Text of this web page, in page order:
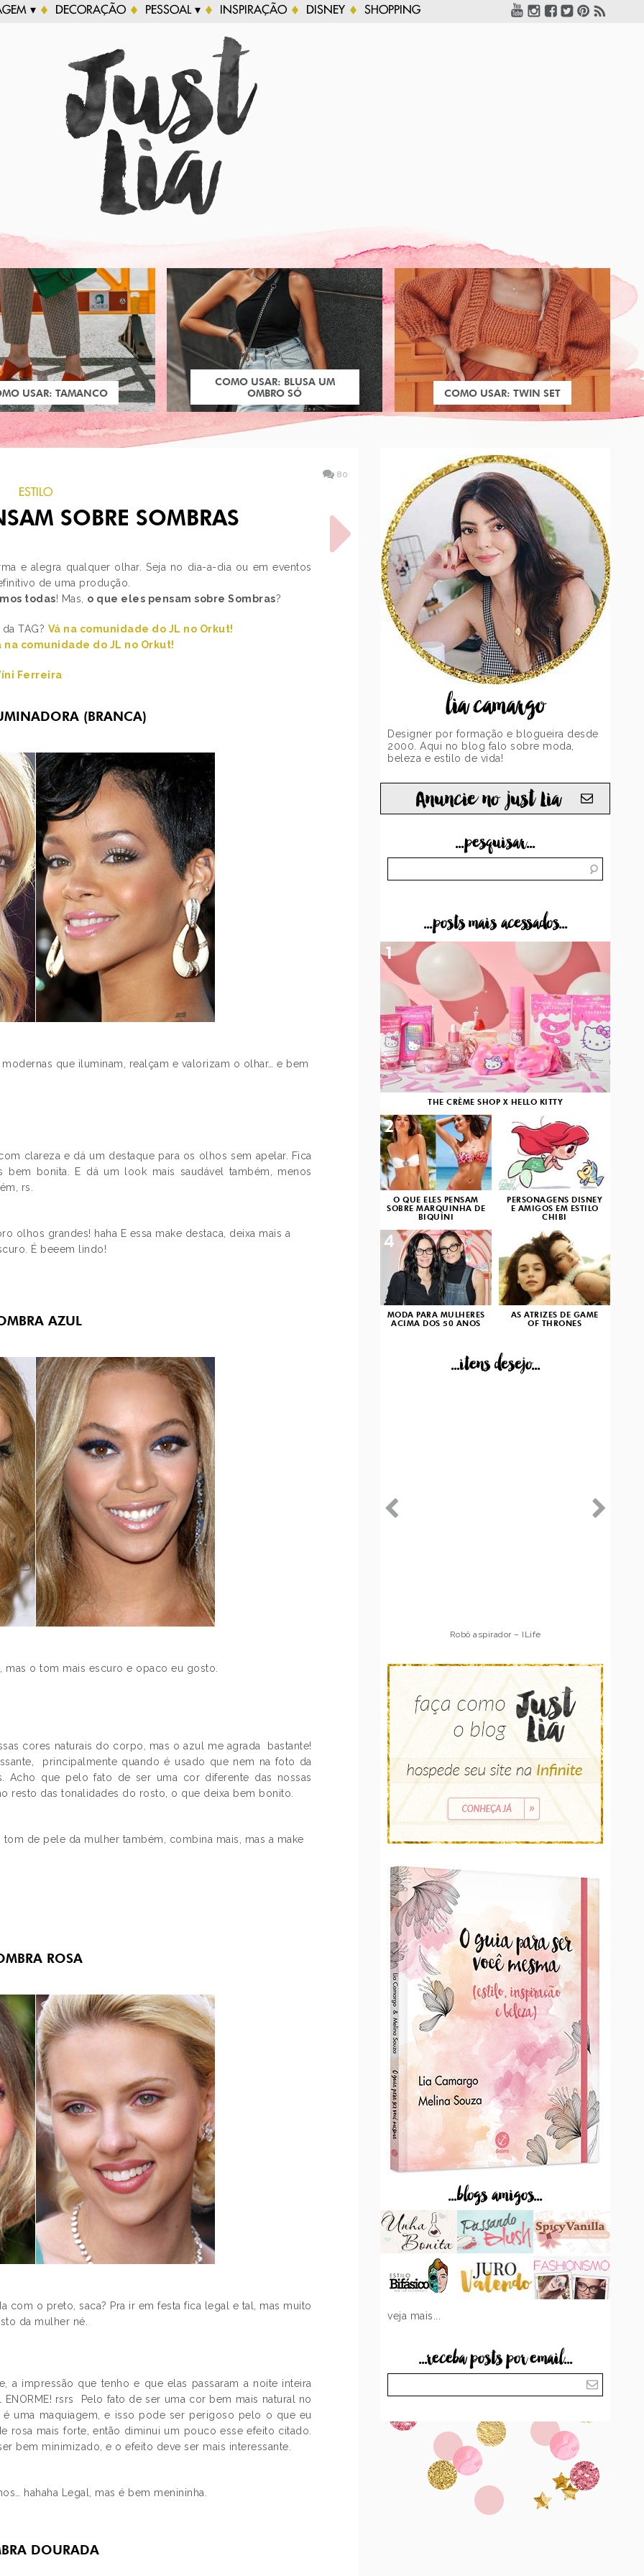
▾ DECORAÇÃO PESSOAL ▾ INSPIRAÇÃO DISNEY SHOPPING
USAR: TAMANCO
COMO USAR: BLUSA UM
OMBRO SÓ
COMO USAR: TWIN SET
80
ESTILO
SOBRE SOMBRAS
e alegra qualquer olhar. Seja no dia-a-dia ou em eventos
de uma produção.
todas! Mas, o que eles pensam sobre Sombras?
TAG? Vá na comunidade do JL no Orkut!
na comunidade do JL no Orkut!
Ferreira
(BRANCA)
que iluminam, realçam e valorizam o olhar… e bem
clareza e dá um destaque para os olhos sem apelar. Fica
bem bonita. E dá um look mais saudável também, menos
rs.
olhos grandes! haha E essa make destaca, deixa mais a
É beeem lindo!
AZUL
mas o tom mais escuro e opaco eu gosto.
cores naturais do corpo, mas o azul me agrada bastante!
principalmente quando é usado que nem na foto da
Acho que pelo fato de ser uma cor diferente das nossas
resto das tonalidades do rosto, o que deixa bem bonito.
de pele da mulher também, combina mais, mas a make
ROSA
com o preto, saca? Pra ir em festa fica legal e tal, mas muito
da mulher né.
a impressão que tenho e que elas passaram a noite inteira
rsrs Pelo fato de ser uma cor bem mais natural no
uma maquiagem, e isso pode ser perigoso pelo o que eu
rosa mais forte, então diminui um pouco esse efeito citado.
bem minimizado, e o efeito deve ser mais interessante.
hahaha Legal, mas é bem menininha.
DOURADA
lia camargo
Designer por formação e blogueira desde
2000. Aqui no blog falo sobre moda,
beleza e estilo de vida!
Anuncie no just Lia
...pesquisar...
...posts mais acessados...
THE CRÈME SHOP X HELLO KITTY
1
O QUE ELES PENSAM
SOBRE MARQUINHA DE
BIQUÍNI
2
PERSONAGENS DISNEY
E AMIGOS EM ESTILO
CHIBI
3
MODA PARA MULHERES
ACIMA DOS 50 ANOS
4
AS ATRIZES DE GAME
OF THRONES
...itens desejo...
Robô aspirador – ILife
...blogs amigos...
veja mais...
...receba posts por email...